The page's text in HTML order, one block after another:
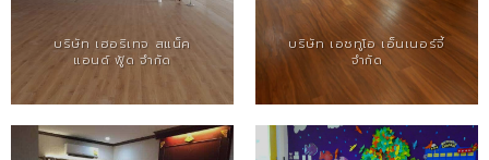
บริษัท เฮอริเทจ สแน็ค
แอนด์ ฟู้ด จำกัด
บริษัท เอชทูโอ เอ็นเนอร์จี้
จำกัด